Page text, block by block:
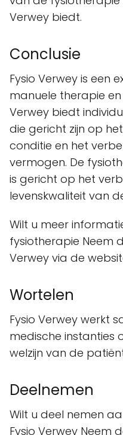
Verwey biedt.
Conclusie
Fysio Verwey is een
manuele therapie
Verwey biedt
die gericht zijn op
conditie en het
vermogen. De
is gericht op het
levenskwaliteit van
Wilt u meer
fysiotherapie Neem
Verwey via de
Wortelen
Fysio Verwey werkt
medische instanties
welzijn van de
Deelnemen
Wilt u deel nemen
Fysio Verwey Neem